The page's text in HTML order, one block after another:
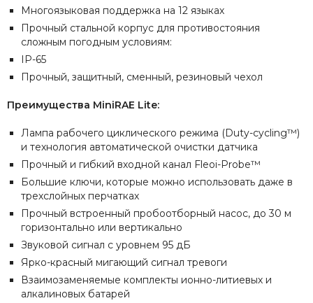
Многоязыковая поддержка на 12 языках
Прочный стальной корпус для противостояния
сложным погодным условиям:
IP-65
Прочный, защитный, сменный, резиновый чехол
Преимущества MiniRAE Lite:
Лампа рабочего циклического режима (Duty-cycling™)
и технология автоматической очистки датчика
Прочный и гибкий входной канал Fleоi-Probe™
Большие ключи, которые можно использовать даже в
трехслойных перчатках
Прочный встроенный пробоотборный насос, до 30 м
горизонтально или вертикально
Звуковой сигнал с уровнем 95 дБ
Ярко-красный мигающий сигнал тревоги
Взаимозаменяемые комплекты ионно-литиевых и
алкалиновых батарей